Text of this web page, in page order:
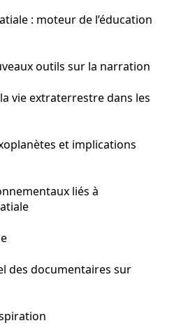
: moteur de l’éducation
outils sur la narration
vie extraterrestre dans les
et implications
liés à
des documentaires sur